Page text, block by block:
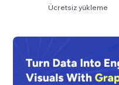
Ücretsiz yükleme